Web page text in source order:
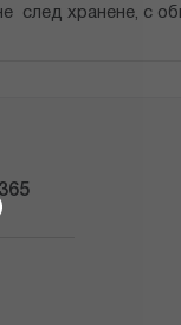
след хранене, с